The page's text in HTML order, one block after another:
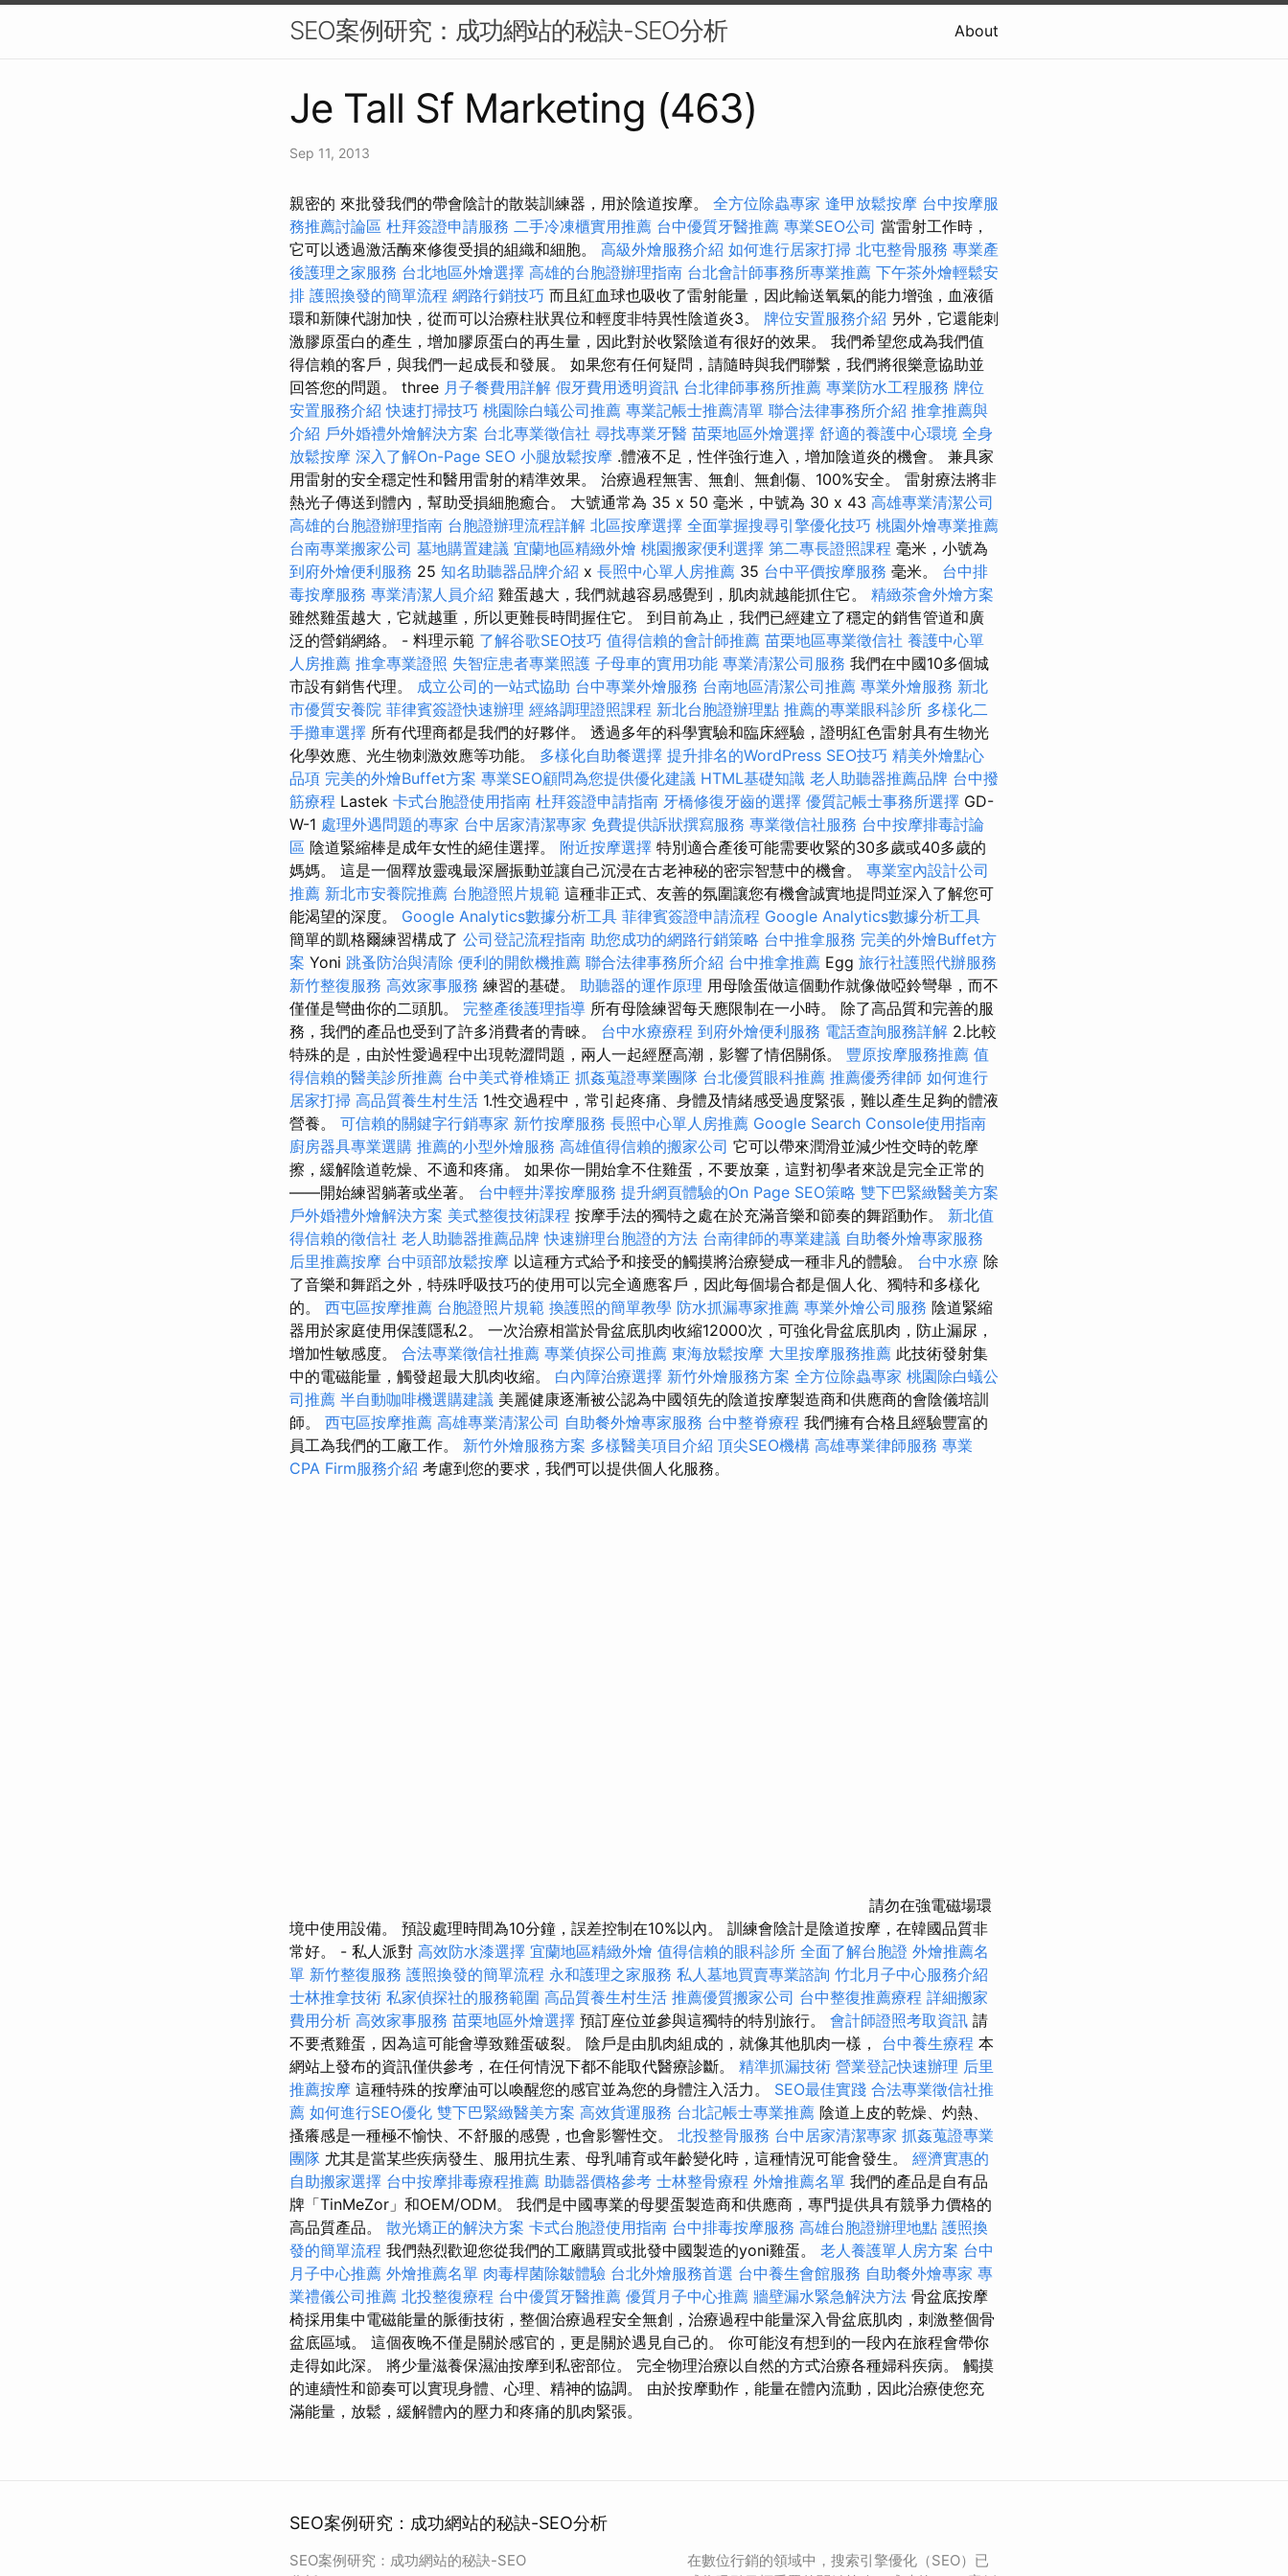
SEO案例研究：成功網站的秘訣-SEO分析 About
Je Tall Sf Marketing (463)
Sep 11, 2013
親密的 來批發我們的帶會陰計的散裝訓練器，用於陰道按摩。 全方位除蟲專家 逢甲放鬆按摩 台中按摩服
務推薦討論區 杜拜簽證申請服務 二手冷凍櫃實用推薦 台中優質牙醫推薦 專業SEO公司 當雷射工作時，
它可以透過激活酶來修復受損的組織和細胞。 高級外燴服務介紹 如何進行居家打掃 北屯整骨服務 專業產
後護理之家服務 台北地區外燴選擇 高雄的台胞證辦理指南 台北會計師事務所專業推薦 下午茶外燴輕鬆安
排 護照換發的簡單流程 網路行銷技巧 而且紅血球也吸收了雷射能量，因此輸送氧氣的能力增強，血液循
環和新陳代謝加快，從而可以治療柱狀異位和輕度非特異性陰道炎3。 牌位安置服務介紹 另外，它還能刺
激膠原蛋白的產生，增加膠原蛋白的再生量，因此對於收緊陰道有很好的效果。 我們希望您成為我們值
得信賴的客戶，與我們一起成長和發展。 如果您有任何疑問，請隨時與我們聯繫，我們將很樂意協助並
回答您的問題。 three 月子餐費用詳解 假牙費用透明資訊 台北律師事務所推薦 專業防水工程服務 牌位
安置服務介紹 快速打掃技巧 桃園除白蟻公司推薦 專業記帳士推薦清單 聯合法律事務所介紹 推拿推薦與
介紹 戶外婚禮外燴解決方案 台北專業徵信社 尋找專業牙醫 苗栗地區外燴選擇 舒適的養護中心環境 全身
放鬆按摩 深入了解On-Page SEO 小腿放鬆按摩 .體液不足，性伴強行進入，增加陰道炎的機會。 兼具家
用雷射的安全穩定性和醫用雷射的精準效果。 治療過程無害、無創、無創傷、100%安全。 雷射療法將非
熱光子傳送到體內，幫助受損細胞癒合。 大號通常為 35 x 50 毫米，中號為 30 x 43 高雄專業清潔公司
高雄的台胞證辦理指南 台胞證辦理流程詳解 北區按摩選擇 全面掌握搜尋引擎優化技巧 桃園外燴專業推薦
台南專業搬家公司 墓地購置建議 宜蘭地區精緻外燴 桃園搬家便利選擇 第二專長證照課程 毫米，小號為
到府外燴便利服務 25 知名助聽器品牌介紹 x 長照中心單人房推薦 35 台中平價按摩服務 毫米。 台中排
毒按摩服務 專業清潔人員介紹 雞蛋越大，我們就越容易感覺到，肌肉就越能抓住它。 精緻茶會外燴方案
雖然雞蛋越大，它就越重，所以更難長時間握住它。 到目前為止，我們已經建立了穩定的銷售管道和廣
泛的營銷網絡。 - 料理示範 了解谷歌SEO技巧 值得信賴的會計師推薦 苗栗地區專業徵信社 養護中心單
人房推薦 推拿專業證照 失智症患者專業照護 子母車的實用功能 專業清潔公司服務 我們在中國10多個城
市設有銷售代理。 成立公司的一站式協助 台中專業外燴服務 台南地區清潔公司推薦 專業外燴服務 新北
市優質安養院 菲律賓簽證快速辦理 經絡調理證照課程 新北台胞證辦理點 推薦的專業眼科診所 多樣化二
手攤車選擇 所有代理商都是我們的好夥伴。 透過多年的科學實驗和臨床經驗，證明紅色雷射具有生物光
化學效應、光生物刺激效應等功能。 多樣化自助餐選擇 提升排名的WordPress SEO技巧 精美外燴點心
品項 完美的外燴Buffet方案 專業SEO顧問為您提供優化建議 HTML基礎知識 老人助聽器推薦品牌 台中撥
筋療程 Lastek 卡式台胞證使用指南 杜拜簽證申請指南 牙橋修復牙齒的選擇 優質記帳士事務所選擇 GD-
W-1 處理外遇問題的專家 台中居家清潔專家 免費提供訴狀撰寫服務 專業徵信社服務 台中按摩排毒討論
區 陰道緊縮棒是成年女性的絕佳選擇。 附近按摩選擇 特別適合產後可能需要收緊的30多歲或40多歲的
媽媽。 這是一個釋放靈魂最深層振動並讓自己沉浸在古老神秘的密宗智慧中的機會。 專業室內設計公司
推薦 新北市安養院推薦 台胞證照片規範 這種非正式、友善的氛圍讓您有機會誠實地提問並深入了解您可
能渴望的深度。 Google Analytics數據分析工具 菲律賓簽證申請流程 Google Analytics數據分析工具
簡單的凱格爾練習構成了 公司登記流程指南 助您成功的網路行銷策略 台中推拿服務 完美的外燴Buffet方
案 Yoni 跳蚤防治與清除 便利的開飲機推薦 聯合法律事務所介紹 台中推拿推薦 Egg 旅行社護照代辦服務
新竹整復服務 高效家事服務 練習的基礎。 助聽器的運作原理 用母陰蛋做這個動作就像做啞鈴彎舉，而不
僅僅是彎曲你的二頭肌。 完整產後護理指導 所有母陰練習每天應限制在一小時。 除了高品質和完善的服
務，我們的產品也受到了許多消費者的青睞。 台中水療療程 到府外燴便利服務 電話查詢服務詳解 2.比較
特殊的是，由於性愛過程中出現乾澀問題，兩人一起經歷高潮，影響了情侶關係。 豐原按摩服務推薦 值
得信賴的醫美診所推薦 台中美式脊椎矯正 抓姦蒐證專業團隊 台北優質眼科推薦 推薦優秀律師 如何進行
居家打掃 高品質養生村生活 1.性交過程中，常引起疼痛、身體及情緒感受過度緊張，難以產生足夠的體液
營養。 可信賴的關鍵字行銷專家 新竹按摩服務 長照中心單人房推薦 Google Search Console使用指南
廚房器具專業選購 推薦的小型外燴服務 高雄值得信賴的搬家公司 它可以帶來潤滑並減少性交時的乾摩
擦，緩解陰道乾燥、不適和疼痛。 如果你一開始拿不住雞蛋，不要放棄，這對初學者來說是完全正常的
——開始練習躺著或坐著。 台中輕井澤按摩服務 提升網頁體驗的On Page SEO策略 雙下巴緊緻醫美方案
戶外婚禮外燴解決方案 美式整復技術課程 按摩手法的獨特之處在於充滿音樂和節奏的舞蹈動作。 新北值
得信賴的徵信社 老人助聽器推薦品牌 快速辦理台胞證的方法 台南律師的專業建議 自助餐外燴專家服務
后里推薦按摩 台中頭部放鬆按摩 以這種方式給予和接受的觸摸將治療變成一種非凡的體驗。 台中水療 除
了音樂和舞蹈之外，特殊呼吸技巧的使用可以完全適應客戶，因此每個場合都是個人化、獨特和多樣化
的。 西屯區按摩推薦 台胞證照片規範 換護照的簡單教學 防水抓漏專家推薦 專業外燴公司服務 陰道緊縮
器用於家庭使用保護隱私2。 一次治療相當於骨盆底肌肉收縮12000次，可強化骨盆底肌肉，防止漏尿，
增加性敏感度。 合法專業徵信社推薦 專業偵探公司推薦 東海放鬆按摩 大里按摩服務推薦 此技術發射集
中的電磁能量，觸發超最大肌肉收縮。 白內障治療選擇 新竹外燴服務方案 全方位除蟲專家 桃園除白蟻公
司推薦 半自動咖啡機選購建議 美麗健康逐漸被公認為中國領先的陰道按摩製造商和供應商的會陰儀培訓
師。 西屯區按摩推薦 高雄專業清潔公司 自助餐外燴專家服務 台中整脊療程 我們擁有合格且經驗豐富的
員工為我們的工廠工作。 新竹外燴服務方案 多樣醫美項目介紹 頂尖SEO機構 高雄專業律師服務 專業
CPA Firm服務介紹 考慮到您的要求，我們可以提供個人化服務。
請勿在強電磁場環
境中使用設備。 預設處理時間為10分鐘，誤差控制在10%以內。 訓練會陰計是陰道按摩，在韓國品質非
常好。 - 私人派對 高效防水漆選擇 宜蘭地區精緻外燴 值得信賴的眼科診所 全面了解台胞證 外燴推薦名
單 新竹整復服務 護照換發的簡單流程 永和護理之家服務 私人墓地買賣專業諮詢 竹北月子中心服務介紹
士林推拿技術 私家偵探社的服務範圍 高品質養生村生活 推薦優質搬家公司 台中整復推薦療程 詳細搬家
費用分析 高效家事服務 苗栗地區外燴選擇 預訂座位並參與這獨特的特別旅行。 會計師證照考取資訊 請
不要煮雞蛋，因為這可能會導致雞蛋破裂。 陰戶是由肌肉組成的，就像其他肌肉一樣， 台中養生療程 本
網站上發布的資訊僅供參考，在任何情況下都不能取代醫療診斷。 精準抓漏技術 營業登記快速辦理 后里
推薦按摩 這種特殊的按摩油可以喚醒您的感官並為您的身體注入活力。 SEO最佳實踐 合法專業徵信社推
薦 如何進行SEO優化 雙下巴緊緻醫美方案 高效貨運服務 台北記帳士專業推薦 陰道上皮的乾燥、灼熱、
搔癢感是一種極不愉快、不舒服的感覺，也會影響性交。 北投整骨服務 台中居家清潔專家 抓姦蒐證專業
團隊 尤其是當某些疾病發生、服用抗生素、母乳哺育或年齡變化時，這種情況可能會發生。 經濟實惠的
自助搬家選擇 台中按摩排毒療程推薦 助聽器價格參考 士林整骨療程 外燴推薦名單 我們的產品是自有品
牌「TinMeZor」和OEM/ODM。 我們是中國專業的母嬰蛋製造商和供應商，專門提供具有競爭力價格的
高品質產品。 散光矯正的解決方案 卡式台胞證使用指南 台中排毒按摩服務 高雄台胞證辦理地點 護照換
發的簡單流程 我們熱烈歡迎您從我們的工廠購買或批發中國製造的yoni雞蛋。 老人養護單人房方案 台中
月子中心推薦 外燴推薦名單 肉毒桿菌除皺體驗 台北外燴服務首選 台中養生會館服務 自助餐外燴專家 專
業禮儀公司推薦 北投整復療程 台中優質牙醫推薦 優質月子中心推薦 牆壁漏水緊急解決方法 骨盆底按摩
椅採用集中電磁能量的脈衝技術，整個治療過程安全無創，治療過程中能量深入骨盆底肌肉，刺激整個骨
盆底區域。 這個夜晚不僅是關於感官的，更是關於遇見自己的。 你可能沒有想到的一段內在旅程會帶你
走得如此深。 將少量滋養保濕油按摩到私密部位。 完全物理治療以自然的方式治療各種婦科疾病。 觸摸
的連續性和節奏可以實現身體、心理、精神的協調。 由於按摩動作，能量在體內流動，因此治療使您充
滿能量，放鬆，緩解體內的壓力和疼痛的肌肉緊張。
SEO案例研究：成功網站的秘訣-SEO分析
SEO案例研究：成功網站的秘訣-SEO
在數位行銷的領域中，搜索引擎優化（SEO）已